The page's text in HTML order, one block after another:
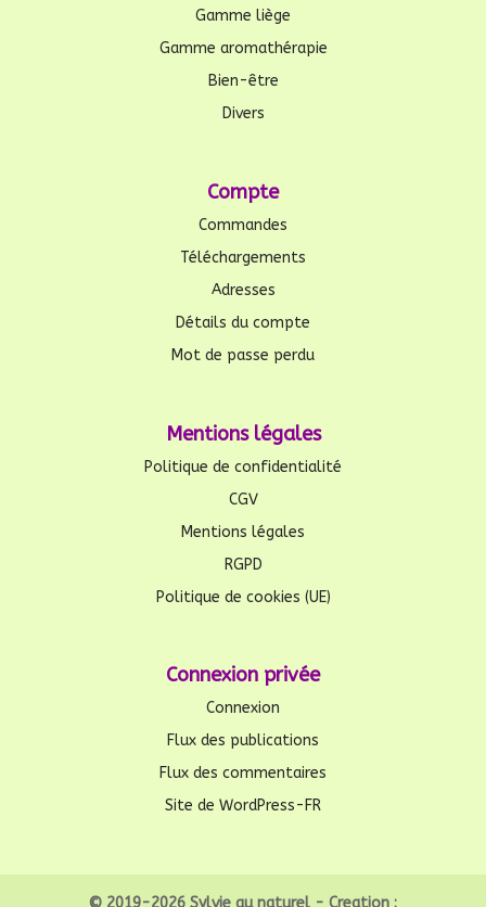
Gamme liège
Gamme aromathérapie
Bien-être
Divers
Compte
Commandes
Téléchargements
Adresses
Détails du compte
Mot de passe perdu
Mentions légales
Politique de confidentialité
CGV
Mentions légales
RGPD
Politique de cookies (UE)
Connexion privée
Connexion
Flux des publications
Flux des commentaires
Site de WordPress-FR
© 2019-2026 Sylvie au naturel - Creation :